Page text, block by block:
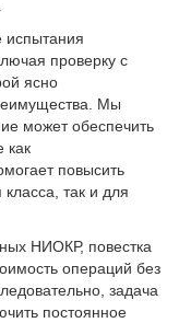
испытания
проверку с
ясно
Мы
может обеспечить
как
повысить
так и для
НИОКР, повестка
операций без
задача
постоянное